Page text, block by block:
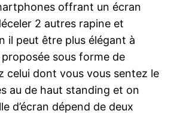
offrant un écran
2 autres rapine et
il peut être plus élégant à
sous forme de
celui dont vous vous sentez le
au de haut standing et on
d’écran dépend de deux